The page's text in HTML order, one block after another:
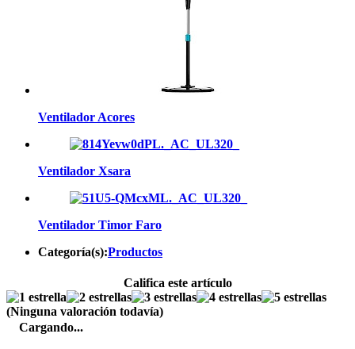
Ventilador Acores
Ventilador Xsara
Ventilador Timor Faro
Categoría(s):Productos
Califica este artículo
(Ninguna valoración todavía)
Cargando...